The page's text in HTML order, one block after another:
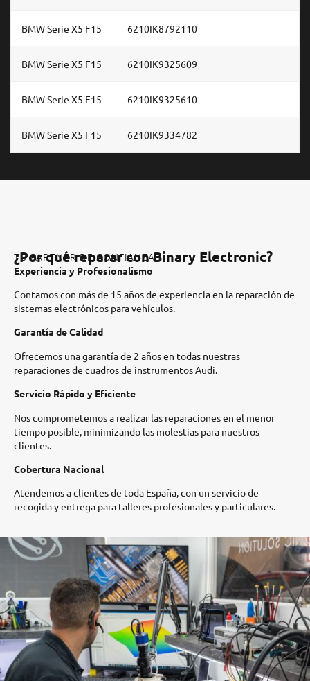
BMW Serie X5 F15 6210IK8792110
BMW Serie X5 F15 6210IK9325609
BMW Serie X5 F15 6210IK9325610
BMW Serie X5 F15 6210IK9334782
TU PARTNER DE CONFIANZA
¿Por qué reparar con Binary Electronic?
Experiencia y Profesionalismo
Contamos con más de 15 años de experiencia en la reparación de
sistemas electrónicos para vehículos.​
Garantía de Calidad
Ofrecemos una garantía de 2 años en todas nuestras
reparaciones de cuadros de instrumentos Audi.​
Servicio Rápido y Eficiente
Nos comprometemos a realizar las reparaciones en el menor
tiempo posible, minimizando las molestias para nuestros
clientes.​
Cobertura Nacional
Atendemos a clientes de toda España, con un servicio de
recogida y entrega para talleres profesionales y particulares.​